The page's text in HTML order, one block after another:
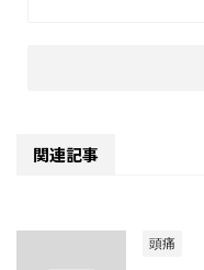
関連記事
頭痛